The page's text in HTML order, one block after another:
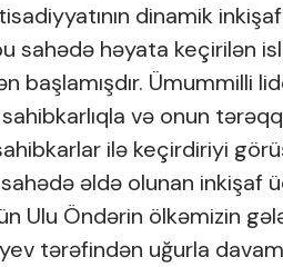
dinamik
sahədə həyata keçirilən
başlamışdır. Ümummilli
sahibkarlıqla və onun
ilə keçirdiriyi
sahədə əldə olunan
Ulu Öndərin ölkəmizin
tərəfindən uğurla